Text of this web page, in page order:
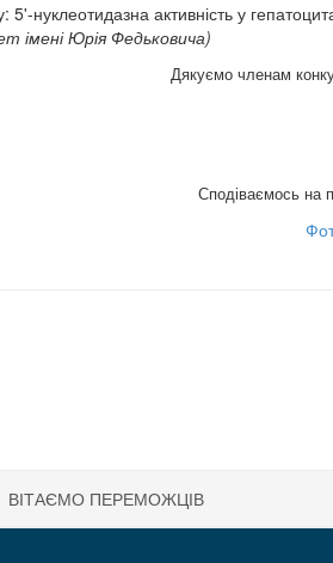
5'-нуклеотидазна активність у
імені Юрія Федьковича)
Дякуємо членам
Сподіваємось на
ВІТАЄМО ПЕРЕМОЖЦІВ